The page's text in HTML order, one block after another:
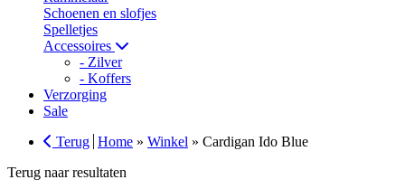
Schoenen en slofjes
Spelletjes
Accessoires
- Zilver
- Koffers
Verzorging
Sale
Terug Home » Winkel » Cardigan Ido Blue
Terug naar resultaten